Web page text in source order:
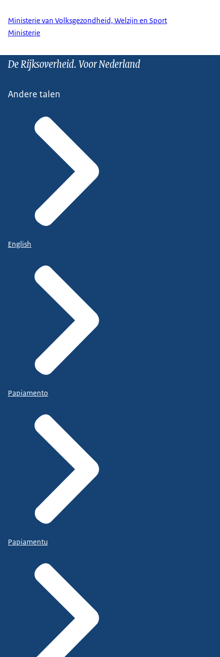
Ministerie van Volksgezondheid, Welzijn en Sport
Ministerie
De Rijksoverheid. Voor Nederland
Andere talen
English
Papiamento
Papiamentu